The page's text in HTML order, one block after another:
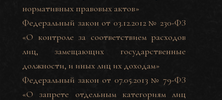
нормативных правовых актов»
Федеральный закон от 03.12.2012 № 230-ФЗ
«О контроле за соответствием расходов
лиц, замещающих государственные
должности, и иных лиц их доходам»
Федеральный закон от 07.05.2013 № 79-ФЗ
«О запрете отдельным категориям лиц